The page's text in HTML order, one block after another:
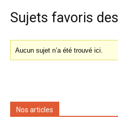
Sujets favoris
Aucun sujet n’a été trouvé ici.
Nos articles